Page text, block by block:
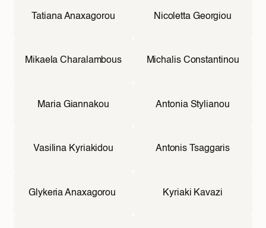
Tatiana Anaxagorou Nicoletta Georgiou
Mikaela Charalambous Michalis Constantinou
Maria Giannakou Antonia Stylianou
Vasilina Kyriakidou Antonis Tsaggaris
Glykeria Anaxagorou Kyriaki Kavazi